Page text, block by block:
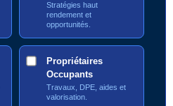
Stratégies haut
rendement et
opportunités.
Propriétaires
Occupants
Travaux, DPE, aides et
valorisation.